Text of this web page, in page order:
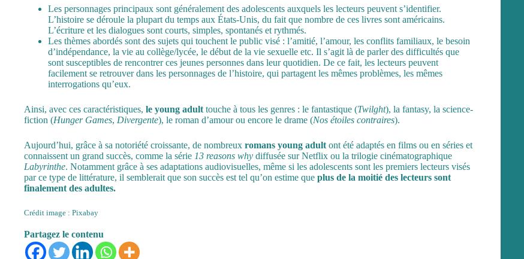
Les personnages principaux sont généralement des adolescents auxquels les lecteurs peuvent s’identifier.
L’histoire se déroule la plupart du temps aux États-Unis, du fait que nombre de ces livres sont américains.
L’écriture et les dialogues sont courts, simples, spontanés et rythmés.
Les thèmes abordés sont des sujets qui touchent le public visé : l’amitié, l’amour, les conflits familiaux, le besoin
d’indépendance, la vie au collège/lycée, le début de la vie sexuelle etc. Il s’agit là de parler des difficultés que
sont susceptibles de rencontrer ces jeunes personnes dans leur quotidien. De ce fait, les lecteurs peuvent
facilement se retrouver dans les personnages de l’histoire, qui partagent les mêmes problèmes, les mêmes
interrogations qu’eux.
Ainsi, avec ces caractéristiques, le young adult touche à tous les genres : le fantastique (Twilght), la fantasy, la science-
fiction (Hunger Games, Divergente), le roman d’amour ou encore le drame (Nos étoiles contraires).
Aujourd’hui, grâce à sa notoriété croissante, de nombreux romans young adult ont été adaptés en films ou en séries et
connaissent un grand succès, comme la série 13 reasons why diffusée sur Netflix ou la trilogie cinématographique
Labyrinthe. Notamment grâce à ses adaptations audiovisuelles, même si les adolescents sont les premiers lecteurs visés
par ce type de littérature, il semblerait que son succès est tel qu’on estime que plus de la moitié des lecteurs sont
finalement des adultes.
Crédit image : Pixabay
Partagez le contenu